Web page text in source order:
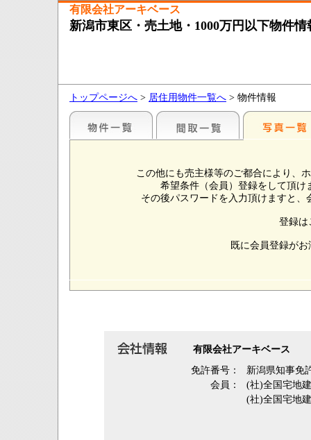
有限会社アーキベース
新潟市東区・売土地・1000万円以下物件情
トップページへ > 居住用物件一覧へ > 物件情報
この他にも売主様等のご都合により、
希望条件（会員）登録をして頂
その後パスワードを入力頂けますと
登録
既に会員登録が
有限会社アーキベース
免許番号：
新潟県知事免
会員：
(社)全国宅地
(社)全国宅地